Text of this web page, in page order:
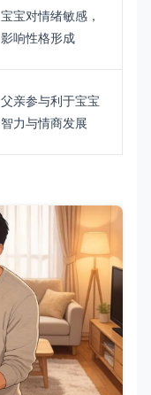
宝宝对情绪敏感，
影响性格形成
父亲参与利于宝宝
智力与情商发展